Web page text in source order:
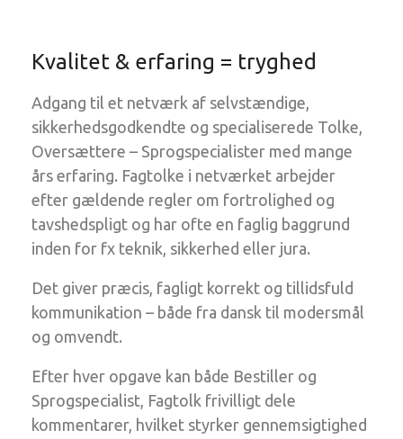
Kvalitet & erfaring = tryghed
Adgang til et netværk af selvstændige,
sikkerhedsgodkendte og specialiserede Tolke,
Oversættere – Sprogspecialister med mange
års erfaring. Fagtolke i netværket arbejder
efter gældende regler om fortrolighed og
tavshedspligt og har ofte en faglig baggrund
inden for fx teknik, sikkerhed eller jura.
Det giver præcis, fagligt korrekt og tillidsfuld
kommunikation – både fra dansk til modersmål
og omvendt.
Efter hver opgave kan både Bestiller og
Sprogspecialist, Fagtolk frivilligt dele
kommentarer, hvilket styrker gennemsigtighed